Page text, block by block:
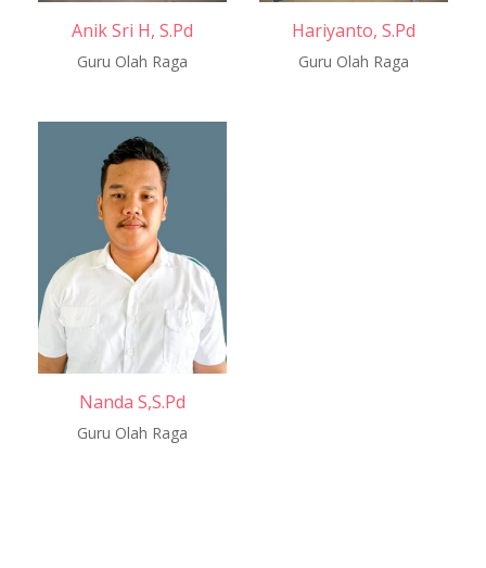
Anik Sri H, S.Pd
Guru Olah Raga
Hariyanto, S.Pd
Guru Olah Raga
Nanda S,S.Pd
Guru Olah Raga